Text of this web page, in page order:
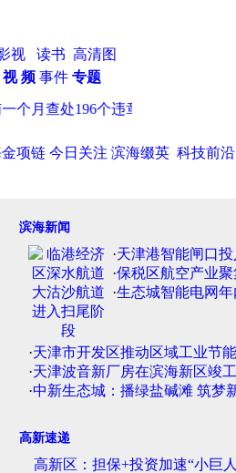
视 读书 高清图
视 频事件 专题
月查处196个违章工程
项链 今日关注 滨海缀英 科技前沿
滨海新闻
·天津港智能闸口投
·保税区航空产业聚
·生态城智能电网
·天津市开发区推动区域工业节
·天津波音新厂房在滨海新区竣
·中新生态城：播绿盐碱滩 筑梦
高新速递
高新区：担保+投资加速“小巨